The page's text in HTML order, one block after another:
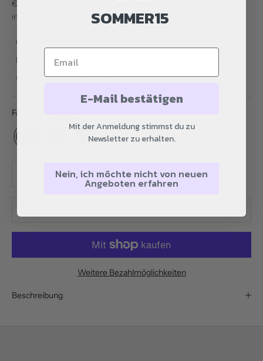
Angebot
€34.95
inkl. MwSt.
Kostenloser Versand ab 80€, ansonsten 4,80€
Österreich ab 100€ kostenloser Versand, sonst 13,05€
Farbe: Dunkelgrau
Weitere Bezahlmöglichkeiten
Beschreibung
SOMMER15
E-Mail bestätigen
Mit der Anmeldung stimmst du zu
Newsletter zu erhalten.
Nein, ich möchte nicht von neuen
Angeboten erfahren